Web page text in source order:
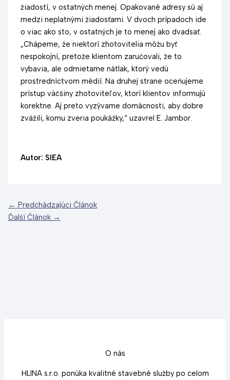
žiadostí, v ostatných menej. Opakované adresy sú aj
medzi neplatnými žiadosťami. V dvoch prípadoch ide
o viac ako sto, v ostatných je to menej ako dvadsať.
„Chápeme, že niektorí zhotovitelia môžu byť
nespokojní, pretože klientom zaručovali, že to
vybavia, ale odmietame nátlak, ktorý vedú
prostredníctvom médií. Na druhej strane oceňujeme
prístup väčšiny zhotoviteľov, ktorí klientov informujú
korektne. Aj preto vyzývame domácnosti, aby dobre
zvážili, komu zveria poukážky,“ uzavrel E. Jambor.
Autor: SIEA
← Predchádzajúci Článok
Ďalší Článok →
O nás
HLINA s.r.o. ponúka kvalitné stavebné služby po celom